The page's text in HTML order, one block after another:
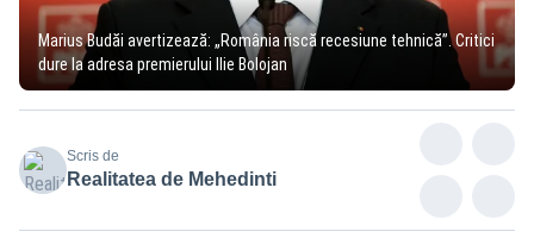
Marius Budăi avertizează: „România riscă recesiune tehnică”. Critici
dure la adresa premierului Ilie Bolojan
Scris de
Realitatea de Mehedinti